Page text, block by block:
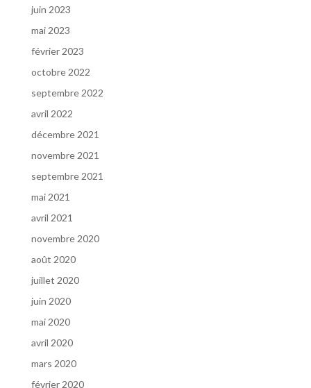
juin 2023
mai 2023
février 2023
octobre 2022
septembre 2022
avril 2022
décembre 2021
novembre 2021
septembre 2021
mai 2021
avril 2021
novembre 2020
août 2020
juillet 2020
juin 2020
mai 2020
avril 2020
mars 2020
février 2020